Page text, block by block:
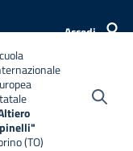
Accedi
(TO)